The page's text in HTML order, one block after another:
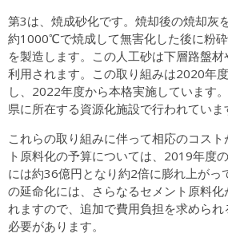
第3は、焼成砂化です。焼却後の焼却灰
約1000℃で焼成して無害化した後に粉
を製造します。この人工砂は下層路盤
利用されます。この取り組みは2020年
し、2022年度から本格実施しています
県に所在する資源化施設で行われていま
これらの取り組みに伴って相応のコス
ト原料化の予算については、2019年度
には約36億円となり約2倍に膨れ上がっ
の延命化には、さらなるセメント原料
れますので、追加で費用負担を求められ
必要があります。